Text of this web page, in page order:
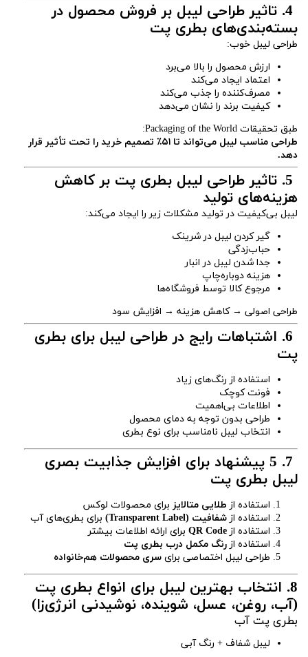
4. تاثیر طراحی لیبل بر فروش محصول در
بسته‌بندی‌های بطری پت
طراحی لیبل خوب:
ارزش محصول را بالا می‌برد
اعتماد ایجاد می‌کند
مصرف‌کننده را جذب می‌کند
کیفیت برند را نشان می‌دهد
طبق تحقیقات Packaging of the World:
طراحی مناسب لیبل می‌تواند تا ۵۱٪ تصمیم خرید را تحت تأثیر قرار
دهد.
5. تاثیر طراحی لیبل بطری پت بر کاهش
هزینه‌های تولید
لیبل بی‌کیفیت در تولید مشکلات زیر را ایجاد می‌کند:
گیر کردن لیبل در شرینک
حباب‌زدگی
جدا شدن لیبل در انبار
هزینه دوباره‌چاپ
مرجوع کالا توسط فروشگاه‌ها
طراحی اصولی → کاهش هزینه → افزایش سود
6. اشتباهات رایج در طراحی لیبل برای بطری
پت
استفاده از رنگ‌های زیاد
فونت کوچک
اطلاعات بی‌اهمیت
طراحی بدون توجه به دمای محصول
انتخاب لیبل نامناسب برای نوع بطری
7. 5 پیشنهاد برای افزایش جذابیت بصری
لیبل بطری پت
استفاده از طلایی متالایز برای محصولات لوکس
استفاده از شفافیت (Transparent Label)
برای بطری‌های آب
استفاده از QR Code برای ارائه اطلاعات بیشتر
استفاده از رنگ مکمل درب بطری پت
طراحی لیبل اختصاصی برای سری محصولات هم‌خانواده
8. انتخاب بهترین لیبل برای انواع بطری پت
(آب، روغن، عسل، شوینده، نوشیدنی انرژی‌زا)
بطری پت آب
لیبل شفاف + رنگ آبی